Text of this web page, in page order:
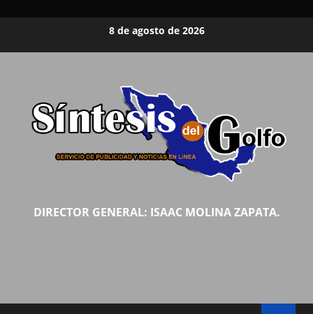
8 de agosto de 2026
DIRECTOR GENERAL: ISAAC MOLINA ZAPATA.